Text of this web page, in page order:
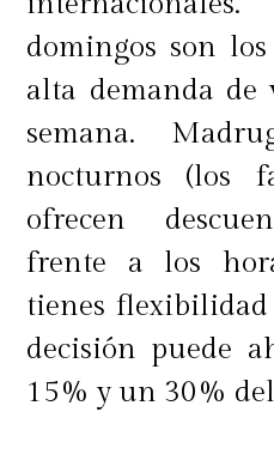
domingos son
alta demanda de
semana.
nocturnos (los
ofrecen
frente a los
tienes
decisión puede
15% y un 30%